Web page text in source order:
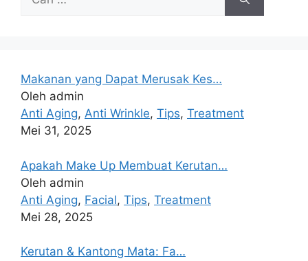
Makanan yang Dapat Merusak Kes…
Oleh admin
Anti Aging, Anti Wrinkle, Tips, Treatment
Mei 31, 2025
Apakah Make Up Membuat Kerutan…
Oleh admin
Anti Aging, Facial, Tips, Treatment
Mei 28, 2025
Kerutan & Kantong Mata: Fa…